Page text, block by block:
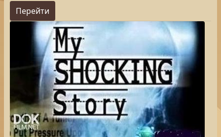
Перейти